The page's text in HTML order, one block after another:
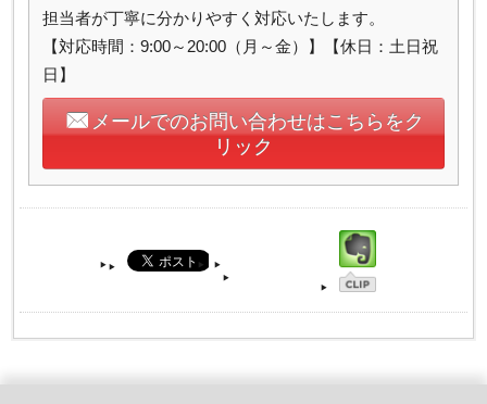
担当者が丁寧に分かりやすく対応いたします。
【対応時間：9:00～20:00（月～金）】【休日：土日祝
日】
メールでのお問い合わせはこちらをク
リック